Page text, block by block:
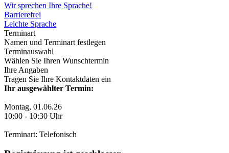
Wir sprechen Ihre Sprache!
Barrierefrei
Leichte Sprache
Terminart
Namen und Terminart festlegen
Terminauswahl
Wählen Sie Ihren Wunschtermin
Ihre Angaben
Tragen Sie Ihre Kontaktdaten ein
Ihr ausgewählter Termin:
Montag, 01.06.26
10:00 - 10:30 Uhr
Terminart: Telefonisch